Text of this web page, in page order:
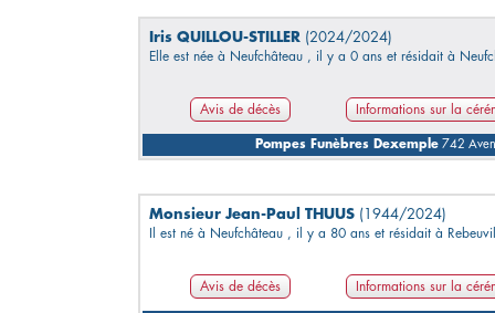
Iris QUILLOU-STILLER (2024/2024)
Elle est née à Neufchâteau , il y a 0 ans et résidait à
Avis de décès Informations sur la
Pompes Funèbres Dexemple742
Monsieur Jean-Paul THUUS (1944/2024)
Il est né à Neufchâteau , il y a 80 ans et résidait à
Avis de décès Informations sur la